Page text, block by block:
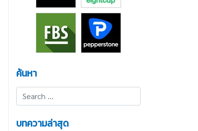
ค้นหา
บทความล่าสุด